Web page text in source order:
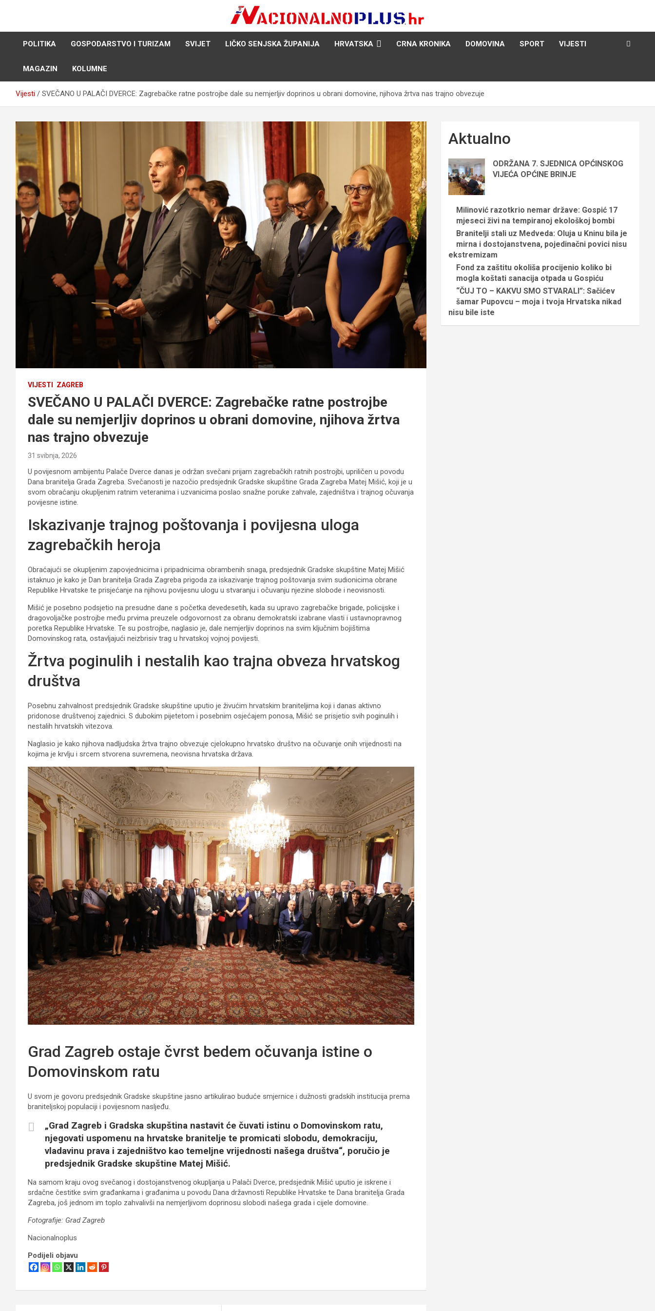
NacionalnoPlus.hr
Nacija želi znati više
POLITIKA
GOSPODARSTVO I TURIZAM SVIJET LIČKO SENJSKA ŽUPANIJA HRVATSKA CRNA KRONIKA DOMOVINA SPORT VIJESTI
MAGAZIN KOLUMNE
Vijesti SVEČANO U PALAČI DVERCE: Zagrebačke ratne postrojbe dale su nemjerljiv doprinos u obrani domovine, njihova žrtva nas trajno obvezuje
VIJESTI ZAGREB
SVEČANO U PALAČI DVERCE: Zagrebačke ratne postrojbe
dale su nemjerljiv doprinos u obrani domovine, njihova žrtva
nas trajno obvezuje
31 svibnja, 2026
U povijesnom ambijentu Palače Dverce danas je održan svečani prijam zagrebačkih ratnih postrojbi, upriličen u povodu
Dana branitelja Grada Zagreba. Svečanosti je nazočio predsjednik Gradske skupštine Grada Zagreba Matej Mišić, koji je u
svom obraćanju okupljenim ratnim veteranima i uzvanicima poslao snažne poruke zahvale, zajedništva i trajnog očuvanja
povijesne istine.
Iskazivanje trajnog poštovanja i povijesna uloga
zagrebačkih heroja
Obraćajući se okupljenim zapovjednicima i pripadnicima obrambenih snaga, predsjednik Gradske skupštine Matej Mišić
istaknuo je kako je Dan branitelja Grada Zagreba prigoda za iskazivanje trajnog poštovanja svim sudionicima obrane
Republike Hrvatske te prisjećanje na njihovu povijesnu ulogu u stvaranju i očuvanju njezine slobode i neovisnosti.
Mišić je posebno podsjetio na presudne dane s početka devedesetih, kada su upravo zagrebačke brigade, policijske i
dragovoljačke postrojbe među prvima preuzele odgovornost za obranu demokratski izabrane vlasti i ustavnopravnog
poretka Republike Hrvatske. Te su postrojbe, naglasio je, dale nemjerljiv doprinos na svim ključnim bojištima
Domovinskog rata, ostavljajući neizbrisiv trag u hrvatskoj vojnoj povijesti.
Žrtva poginulih i nestalih kao trajna obveza hrvatskog
društva
Posebnu zahvalnost predsjednik Gradske skupštine uputio je živućim hrvatskim braniteljima koji i danas aktivno
pridonose društvenoj zajednici. S dubokim pijetetom i posebnim osjećajem ponosa, Mišić se prisjetio svih poginulih i
nestalih hrvatskih vitezova.
Naglasio je kako njihova nadljudska žrtva trajno obvezuje cjelokupno hrvatsko društvo na očuvanje onih vrijednosti na
kojima je krvlju i srcem stvorena suvremena, neovisna hrvatska država.
Grad Zagreb ostaje čvrst bedem očuvanja istine o
Domovinskom ratu
U svom je govoru predsjednik Gradske skupštine jasno artikulirao buduće smjernice i dužnosti gradskih institucija prema
braniteljskoj populaciji i povijesnom nasljeđu.
„Grad Zagreb i Gradska skupština nastavit će čuvati istinu o Domovinskom ratu,
njegovati uspomenu na hrvatske branitelje te promicati slobodu, demokraciju,
vladavinu prava i zajedništvo kao temeljne vrijednosti našega društva“, poručio je
predsjednik Gradske skupštine Matej Mišić.
Na samom kraju ovog svečanog i dostojanstvenog okupljanja u Palači Dverce, predsjednik Mišić uputio je iskrene i
srdačne čestitke svim građankama i građanima u povodu Dana državnosti Republike Hrvatske te Dana branitelja Grada
Zagreba, još jednom im toplo zahvalivši na nemjerljivom doprinosu slobodi našega grada i cijele domovine.
Fotografije: Grad Zagreb
Nacionalnoplus
Podijeli objavu
Aktualno
ODRŽANA 7. SJEDNICA OPĆINSKOG
VIJEĆA OPĆINE BRINJE
Milinović razotkrio nemar države: Gospić 17
mjeseci živi na tempiranoj ekološkoj bombi
Branitelji stali uz Medveda: Oluja u Kninu bila je
mirna i dostojanstvena, pojedinačni povici nisu
ekstremizam
Fond za zaštitu okoliša procijenio koliko bi
mogla koštati sanacija otpada u Gospiću
“ČUJ TO – KAKVU SMO STVARALI”: Sačićev
šamar Pupovcu – moja i tvoja Hrvatska nikad
nisu bile iste